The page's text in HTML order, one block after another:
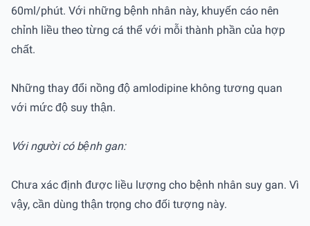
60ml/phút. Với những bệnh nhân này, khuyến cáo nên
chỉnh liều theo từng cá thể với mỗi thành phần của hợp
chất.
Những thay đổi nồng độ amlodipine không tương quan
với mức độ suy thận.
Với người có bệnh gan:
Chưa xác định được liều lượng cho bệnh nhân suy gan. Vì
vậy, cần dùng thận trọng cho đối tượng này.